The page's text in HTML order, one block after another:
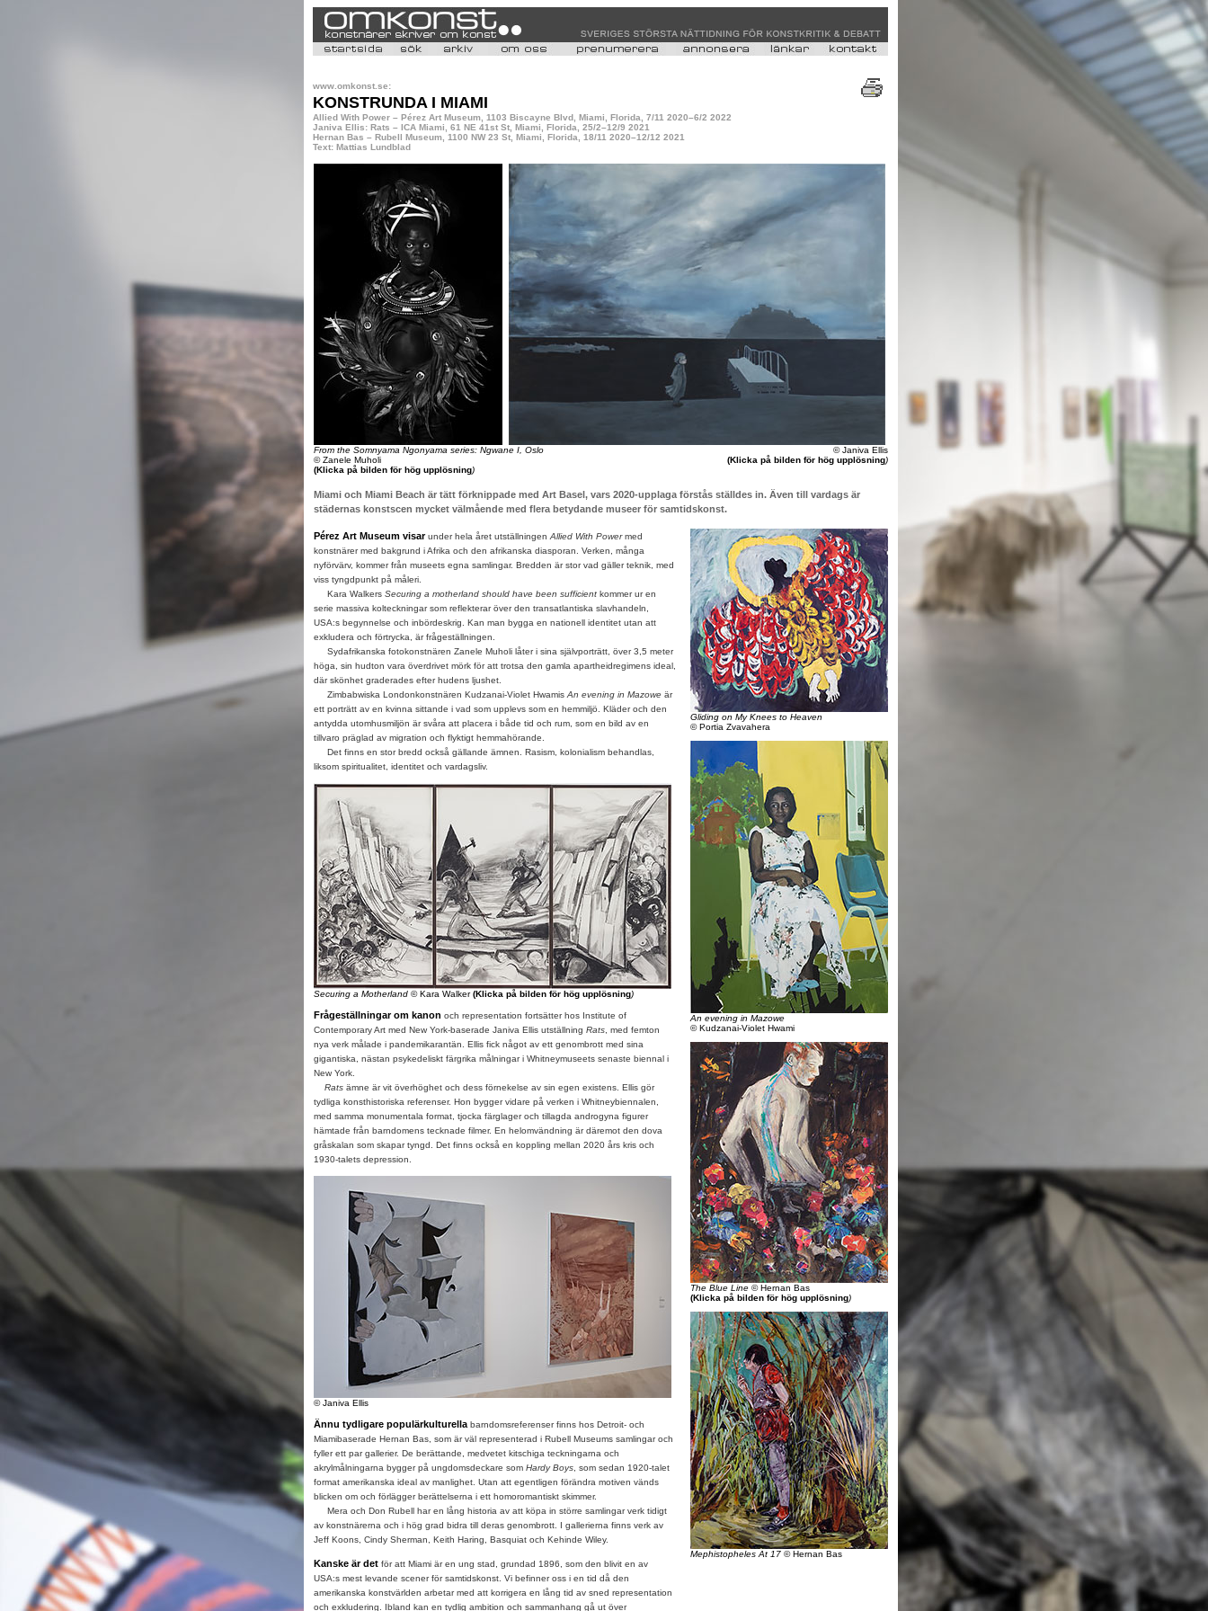
www.omkonst.se:
KONSTRUNDA I MIAMI
Allied With Power – Pérez Art Museum, 1103 Biscayne Blvd, Miami, Florida, 7/11 2020–6/2 2022
Janiva Ellis: Rats – ICA Miami, 61 NE 41st St, Miami, Florida, 25/2–12/9 2021
Hernan Bas – Rubell Museum, 1100 NW 23 St, Miami, Florida, 18/11 2020–12/12 2021
Text: Mattias Lundblad
From the Somnyama Ngonyama series: Ngwane I, Oslo
© Zanele Muholi
(Klicka på bilden för hög upplösning)
© Janiva Ellis
(Klicka på bilden för hög upplösning)
Miami och Miami Beach är tätt förknippade med Art Basel, vars 2020-upplaga förstås ställdes in. Även till vardags är
städernas konstscen mycket välmående med flera betydande museer för samtidskonst.
Pérez Art Museum visarunder hela året utställningen Allied With Powermed
konstnärer med bakgrund i Afrika och den afrikanska diasporan. Verken, många
nyförvärv, kommer från museets egna samlingar. Bredden är stor vad gäller teknik, med
viss tyngdpunkt på måleri.
Kara Walkers Securing a motherland should have been sufficientkommer ur en
serie massiva kolteckningar som reflekterar över den transatlantiska slavhandeln,
USA:s begynnelse och inbördeskrig. Kan man bygga en nationell identitet utan att
exkludera och förtrycka, är frågeställningen.
Sydafrikanska fotokonstnären Zanele Muholi låter i sina självporträtt, över 3,5 meter
höga, sin hudton vara överdrivet mörk för att trotsa den gamla apartheidregimens ideal,
där skönhet graderades efter hudens ljushet.
Zimbabwiska Londonkonstnären Kudzanai-Violet Hwamis An evening in Mazowe är
ett porträtt av en kvinna sittande i vad som upplevs som en hemmiljö. Kläder och den
antydda utomhusmiljön är svåra att placera i både tid och rum, som en bild av en
tillvaro präglad av migration och flyktigt hemmahörande.
Det finns en stor bredd också gällande ämnen. Rasism, kolonialism behandlas,
liksom spiritualitet, identitet och vardagsliv.
Securing a Motherland© Kara Walker(Klicka på bilden för hög upplösning)
Frågeställningar om kanon och representation fortsätter hos Institute of
Contemporary Art med New York-baserade Janiva Ellis utställning Rats, med femton
nya verk målade i pandemikarantän. Ellis fick något av ett genombrott med sina
gigantiska, nästan psykedeliskt färgrika målningar i Whitneymuseets senaste biennal i
New York.
Rats ämne är vit överhöghet och dess förnekelse av sin egen existens. Ellis gör
tydliga konsthistoriska referenser. Hon bygger vidare på verken i Whitneybiennalen,
med samma monumentala format, tjocka färglager och tillagda androgyna figurer
hämtade från barndomens tecknade filmer. En helomvändning är däremot den dova
gråskalan som skapar tyngd. Det finns också en koppling mellan 2020 års kris och
1930-talets depression.
© Janiva Ellis
Ännu tydligare populärkulturellabarndomsreferenser finns hos Detroit- och
Miamibaserade Hernan Bas, som är väl representerad i Rubell Museums samlingar och
fyller ett par gallerier. De berättande, medvetet kitschiga teckningarna och
akrylmålningarna bygger på ungdomsdeckare som Hardy Boys, som sedan 1920-talet
format amerikanska ideal av manlighet. Utan att egentligen förändra motiven vänds
blicken om och förlägger berättelserna i ett homoromantiskt skimmer.
Mera och Don Rubell har en lång historia av att köpa in större samlingar verk tidigt
av konstnärerna och i hög grad bidra till deras genombrott. I gallerierna finns verk av
Jeff Koons, Cindy Sherman, Keith Haring, Basquiat och Kehinde Wiley.
Kanske är detför att Miami är en ung stad, grundad 1896, som den blivit en av
USA:s mest levande scener för samtidskonst. Vi befinner oss i en tid då den
amerikanska konstvärlden arbetar med att korrigera en lång tid av sned representation
och exkludering. Ibland kan en tydlig ambition och sammanhang gå ut över
Gliding on My Knees to Heaven
© Portia Zvavahera
An evening in Mazowe
© Kudzanai-Violet Hwami
The Blue Line© Hernan Bas
(Klicka på bilden för hög upplösning)
Mephistopheles At 17© Hernan Bas